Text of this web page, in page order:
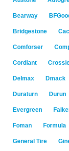
Bearway
Bridgestone
Comforser
Cordiant
Delmax Dmack
Duraturn Durun
Evergreen
Foman Formula
General Tire